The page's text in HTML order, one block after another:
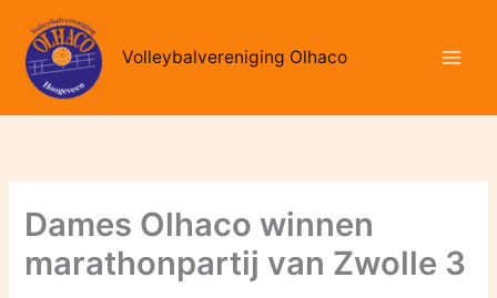
naar
inhoud
Volleybalvereniging Olhaco
Dames Olhaco winnen
marathonpartij van Zwolle 3